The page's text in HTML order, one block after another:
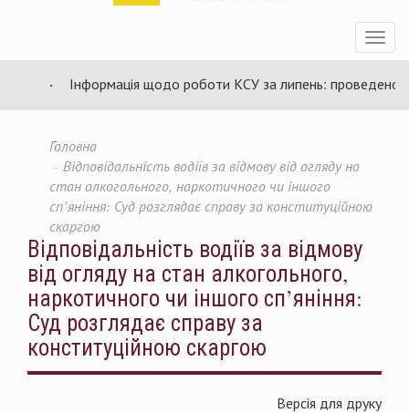
Toggle
Інформація щодо роботи КСУ за липень: проведено
Головна
Відповідальність водіїв за відмову від огляду на
стан алкогольного, наркотичного чи іншого
сп’яніння: Суд розглядає справу за конституційною
скаргою
Відповідальність водіїв за відмову
від огляду на стан алкогольного,
наркотичного чи іншого сп’яніння:
Суд розглядає справу за
конституційною скаргою
Версія для друку